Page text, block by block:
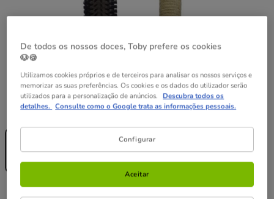
Medidas:60 x 38 x 38 cm Guia de tamanhos
cm
Sem Stock
40.99€
Preço 40.99€
40.99€
De todos os nossos doces, Toby prefere os cookies
🐶🍪
Utilizamos cookies próprios e de terceiros para analisar os nossos serviços e
memorizar as suas preferências. Os cookies e os dados do utilizador serão
utilizados para a personalização de anúncios. Descubra todos os
detalhes. Consulte como o Google trata as informações pessoais.
Configurar
Aceitar